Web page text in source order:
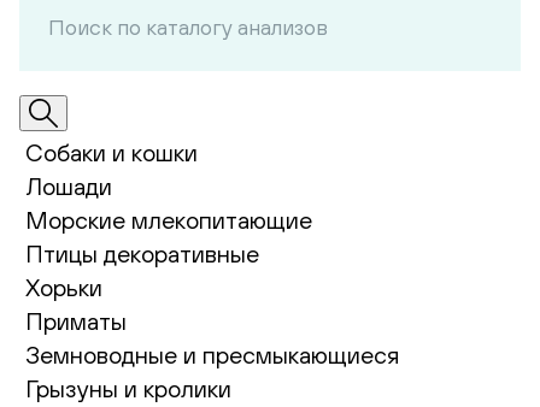
Собаки и кошки
Лошади
Морские млекопитающие
Птицы декоративные
Хорьки
Приматы
Земноводные и пресмыкающиеся
Грызуны и кролики